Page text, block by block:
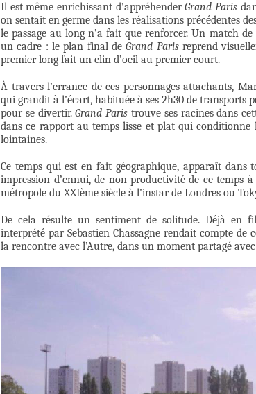
Il est même enrichissant d’appréhenderGrand Paris
on sentait en germe dans les réalisations précédentes
le passage au long n’a fait que renforcer. Un match
un cadre : le plan final deGrand Parisreprend
premier long fait un clin d’oeil au premier court.
À travers l’errance de ces personnages attachants,
qui grandit à l’écart, habituée à ses 2h30 de
pour se divertir.Grand Paris trouve ses racines dans
dans ce rapport au temps lisse et plat qui
lointaines.
Ce temps qui est en fait géographique, apparaît
impression d’ennui, de non-productivité de ce temps
métropole du XXIème siècle à l’instar de Londres ou
De cela résulte un sentiment de solitude. Déjà en
interprété par Sebastien Chassagne rendait compte
la rencontre avec l’Autre, dans un moment partagé